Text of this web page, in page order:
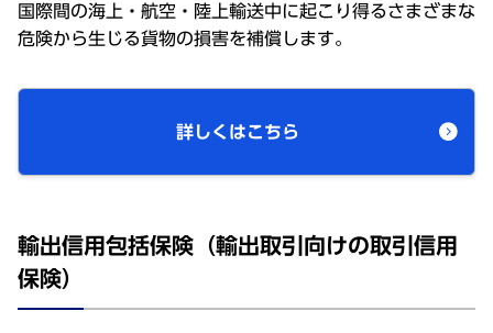
国際間の海上・航空・陸上輸送中に起こり得るさまざまな
危険から生じる貨物の損害を補償します。
詳しくはこちら
輸出信用包括保険（輸出取引向けの取引信用
保険）